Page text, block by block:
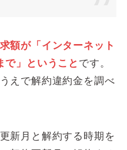
額が「インターネット
で」ということ です。
えで解約違約金を調べ
新月と解約する時期を